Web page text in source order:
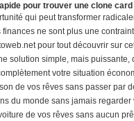
pour trouver une clone card
qui peut transformer
finances ne sont plus une
pour tout découvrir sur
solution simple, mais puissante,
votre situation
de vos rêves sans passer par
du monde sans jamais regarder
de vos rêves sans aucun